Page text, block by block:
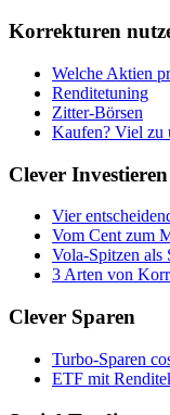
Korrekturen
Welche Aktien
Renditetuning
Zitter-Börsen
Kaufen? Viel zu
Clever Investieren
Vier
Vom Cent zum
Vola-Spitzen als
3 Arten von
Clever Sparen
Turbo-Sparen
ETF mit